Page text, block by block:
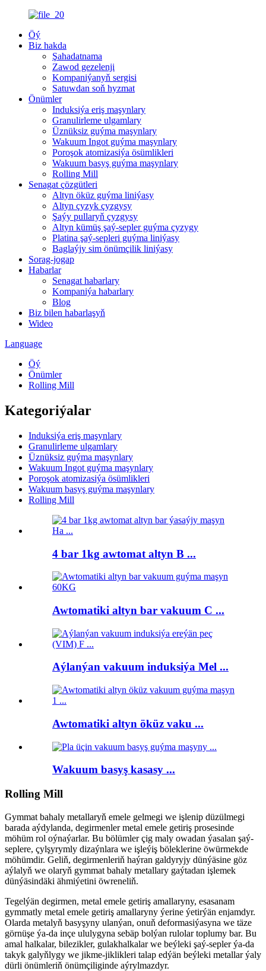
Öý
Biz hakda
Şahadatnama
Zawod gezelenji
Kompaniýanyň sergisi
Satuwdan soň hyzmat
Önümler
Induksiýa eriş maşynlary
Granulirleme ulgamlary
Üznüksiz guýma maşynlary
Wakuum Ingot guýma maşynlary
Poroşok atomizasiýa ösümlikleri
Wakuum basyş guýma maşynlary
Rolling Mill
Senagat çözgütleri
Altyn öküz guýma liniýasy
Altyn çyzyk çyzgysy
Şaýy pullaryň çyzgysy
Altyn kümüş şaý-sepler guýma çyzygy
Platina şaý-sepleri guýma liniýasy
Baglaýjy sim önümçilik liniýasy
Sorag-jogap
Habarlar
Senagat habarlary
Kompaniýa habarlary
Blog
Biz bilen habarlaşyň
Wideo
Language
Öý
Önümler
Rolling Mill
Kategoriýalar
Induksiýa eriş maşynlary
Granulirleme ulgamlary
Üznüksiz guýma maşynlary
Wakuum Ingot guýma maşynlary
Poroşok atomizasiýa ösümlikleri
Wakuum basyş guýma maşynlary
Rolling Mill
4 bar 1kg awtomat altyn B ...
Awtomatiki altyn bar vakuum C ...
Aýlanýan vakuum induksiýa Mel ...
Awtomatiki altyn öküz vaku ...
Wakuum basyş kasasy ...
Rolling Mill
Gymmat bahaly metallaryň emele gelmegi we işlenip düzülmegi
barada aýdylanda, degirmenler metal emele getiriş prosesinde
möhüm rol oýnaýarlar. Bu bölümler çig maly owadan ýasalan şaý-
seplere, çylşyrymly dizaýnlara we işleýiş böleklerine öwürmekde
möhümdir. Geliň, degirmenleriň haýran galdyryjy dünýäsine göz
aýlalyň we olaryň gymmat bahaly metallary gaýtadan işlemek
dünýäsindäki ähmiýetini öwreneliň.
Tegelýän degirmen, metal emele getiriş amallaryny, esasanam
gymmatly metal emele getiriş amallaryny ýerine ýetirýän enjamdyr.
Olarda metalyň basyşyny ulanýan, onuň deformasiýasyna we täze
görnüşe ýa-da inçe ululygyna sebäp bolýan rulolar toplumy bar. Bu
amal halkalar, bilezikler, gulakhalkalar we beýleki şaý-sepler ýa-da
takyk galyňlygy we jikme-jiklikleri talap edýän beýleki metallar ýaly
dürli önümleriň önümçiliginde aýrylmazdyr.